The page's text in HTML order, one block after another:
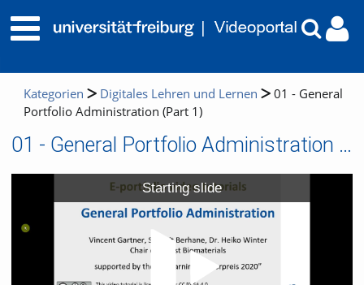
Kategorien Digitales Lehren und Lernen
01 - General
Portfolio Administration (Part 1)
01 - General Portfolio Administration (Part 1)
Starting slide